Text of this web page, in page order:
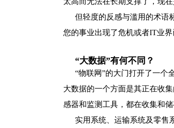
但轻度的反感与滥用的术语
您的事业出现了危机或者IT业
“大数据”有何不同？
“物联网”的大门打开了一个
大数据的一个方面是其正在收
感器和监测工具，都在收集和储
实用系统、运输系统及零售